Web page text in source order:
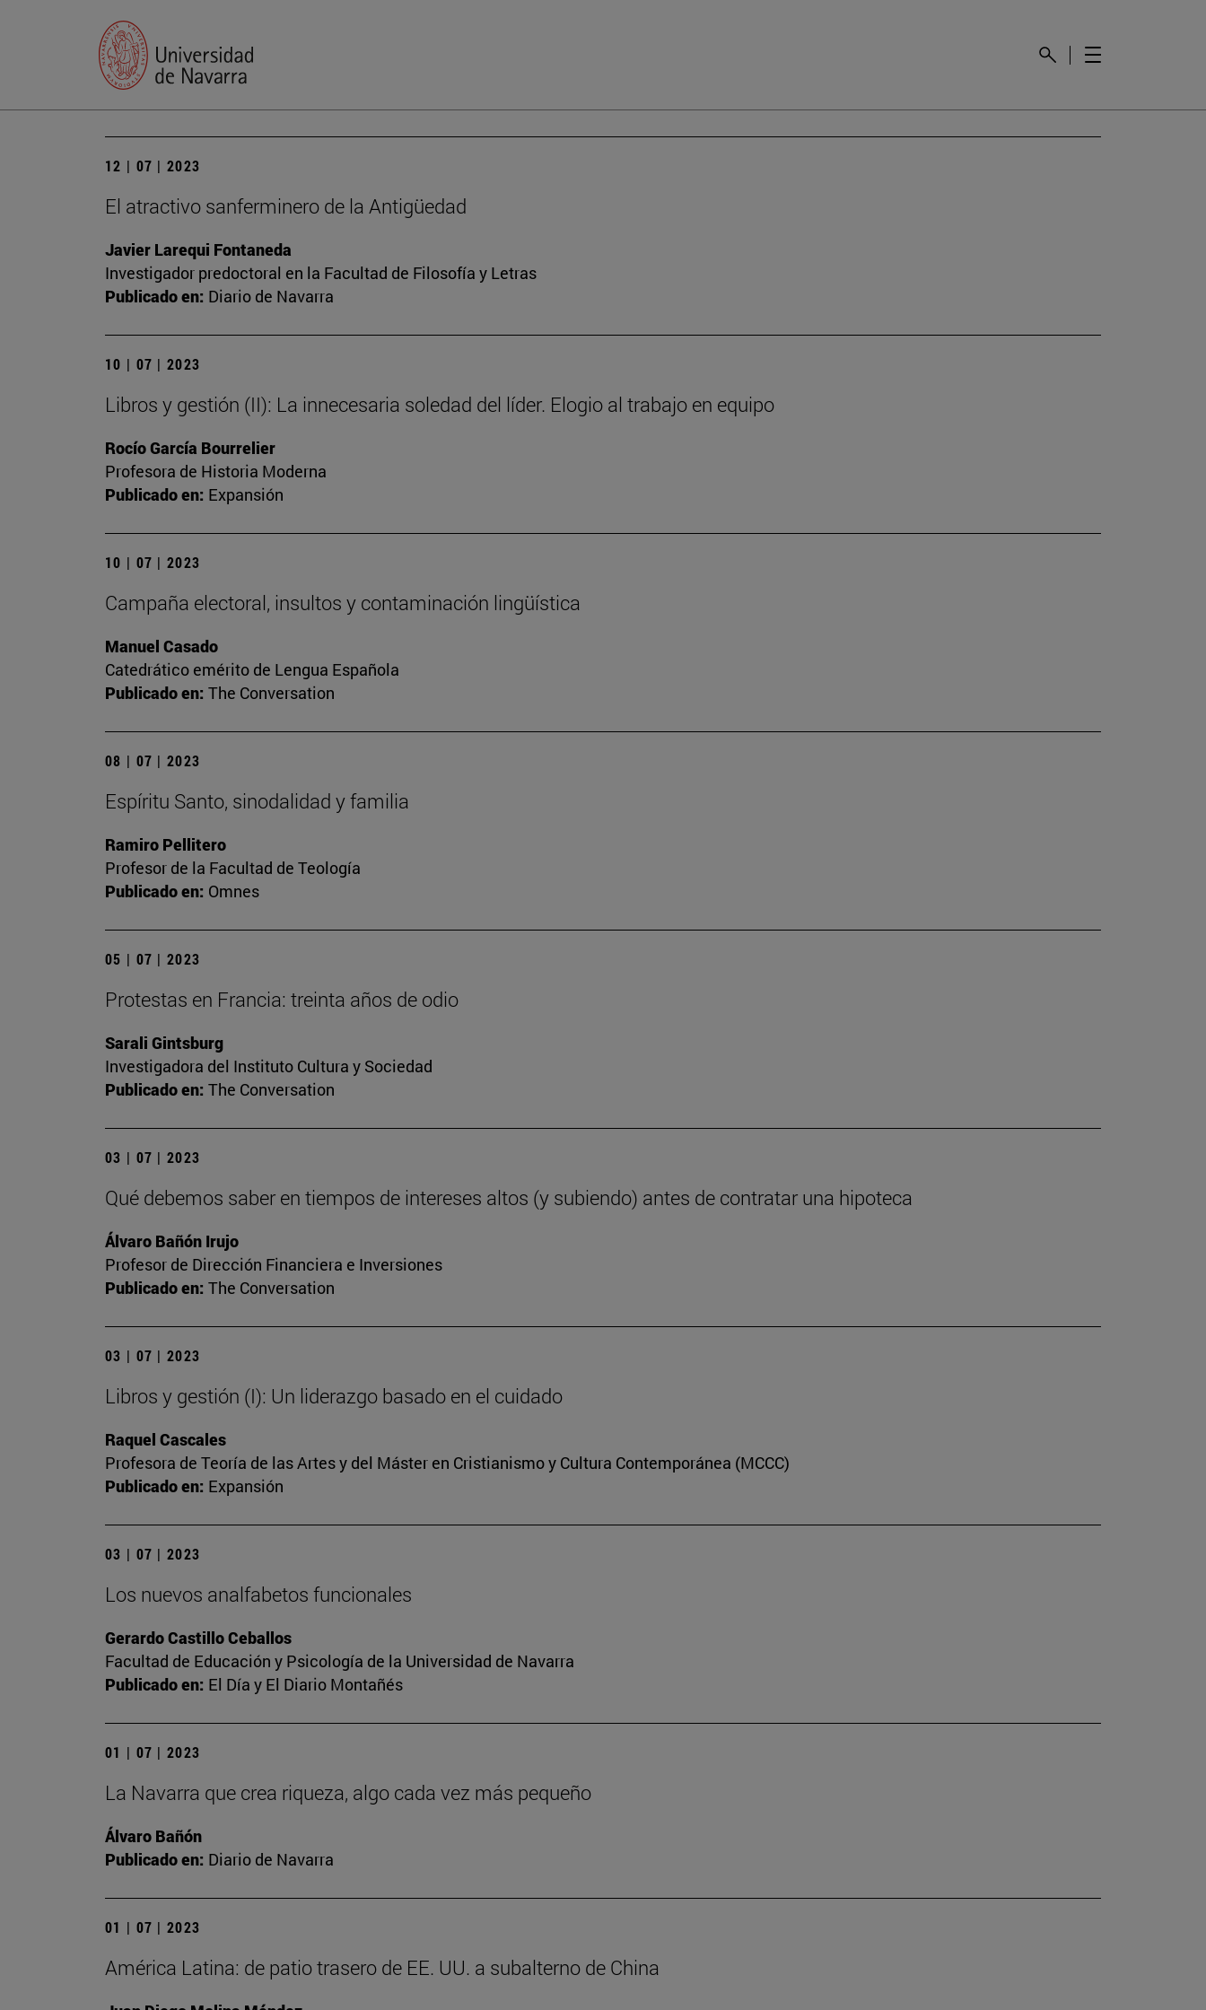
12 | 07 | 2023
El atractivo sanferminero de la Antigüedad
Javier Larequi Fontaneda
Investigador predoctoral en la Facultad de Filosofía y Letras
Publicado en: Diario de Navarra
10 | 07 | 2023
Libros y gestión (II): La innecesaria soledad del líder. Elogio al trabajo en equipo
Rocío García Bourrelier
Profesora de Historia Moderna
Publicado en: Expansión
10 | 07 | 2023
Campaña electoral, insultos y contaminación lingüística
Manuel Casado
Catedrático emérito de Lengua Española
Publicado en: The Conversation
08 | 07 | 2023
Espíritu Santo, sinodalidad y familia
Ramiro Pellitero
Profesor de la Facultad de Teología
Publicado en: Omnes
05 | 07 | 2023
Protestas en Francia: treinta años de odio
Sarali Gintsburg
Investigadora del Instituto Cultura y Sociedad
Publicado en: The Conversation
03 | 07 | 2023
Qué debemos saber en tiempos de intereses altos (y subiendo) antes de contratar una hipoteca
Álvaro Bañón Irujo
Profesor de Dirección Financiera e Inversiones
Publicado en: The Conversation
03 | 07 | 2023
Libros y gestión (I): Un liderazgo basado en el cuidado
Raquel Cascales
Profesora de Teoría de las Artes y del Máster en Cristianismo y Cultura Contemporánea (MCCC)
Publicado en: Expansión
03 | 07 | 2023
Los nuevos analfabetos funcionales
Gerardo Castillo Ceballos
Facultad de Educación y Psicología de la Universidad de Navarra
Publicado en: El Día y El Diario Montañés
01 | 07 | 2023
La Navarra que crea riqueza, algo cada vez más pequeño
Álvaro Bañón
Publicado en: Diario de Navarra
01 | 07 | 2023
América Latina: de patio trasero de EE. UU. a subalterno de China